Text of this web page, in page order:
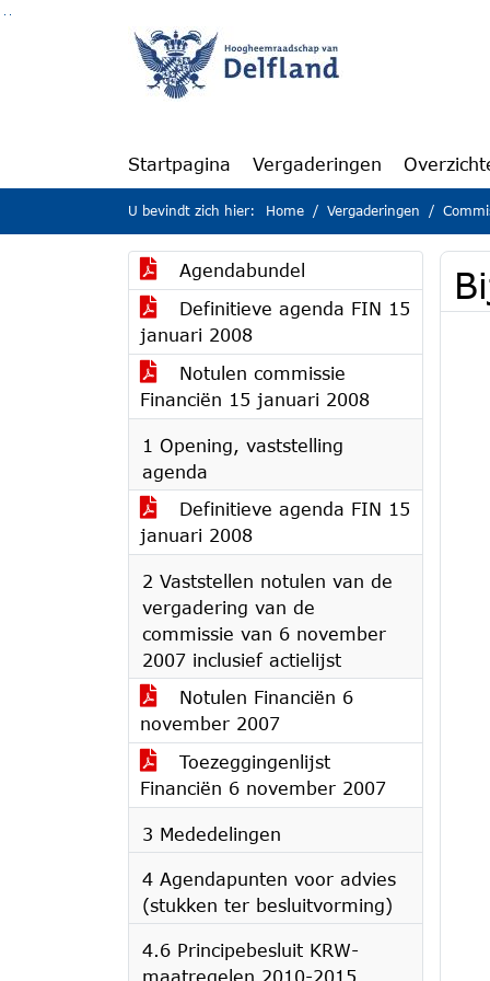
Ga naar de inhoud van deze pagina
Ga naar het zoeken
Ga naar het menu
Startpagina Vergaderingen
U bevindt zich hier: Home Vergaderingen
Agendabundel
Definitieve agenda FIN 15
januari 2008
Notulen commissie
Financiën 15 januari 2008
1 Opening, vaststelling
agenda
Definitieve agenda FIN 15
januari 2008
2 Vaststellen notulen van de
vergadering van de
commissie van 6 november
2007 inclusief actielijst
Notulen Financiën 6
november 2007
Toezeggingenlijst
Financiën 6 november 2007
3 Mededelingen
4 Agendapunten voor advies
(stukken ter besluitvorming)
4.6 Principebesluit KRW-
maatregelen 2010-2015